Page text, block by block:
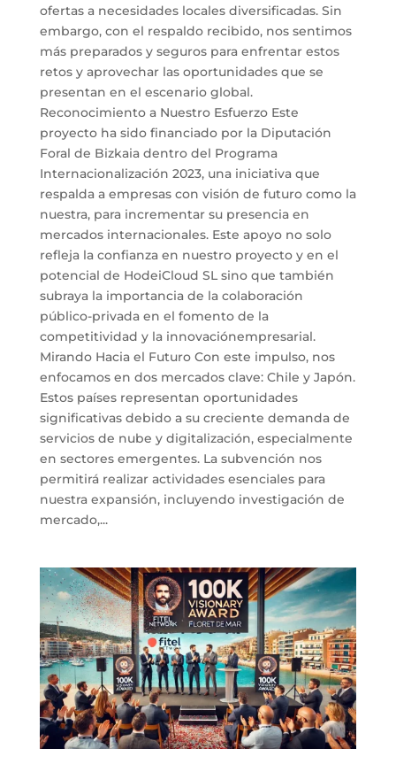
ofertas a necesidades locales diversificadas. Sin
embargo, con el respaldo recibido, nos sentimos
más preparados y seguros para enfrentar estos
retos y aprovechar las oportunidades que se
presentan en el escenario global.
Reconocimiento a Nuestro Esfuerzo Este
proyecto ha sido financiado por la Diputación
Foral de Bizkaia dentro del Programa
Internacionalización 2023, una iniciativa que
respalda a empresas con visión de futuro como la
nuestra, para incrementar su presencia en
mercados internacionales. Este apoyo no solo
refleja la confianza en nuestro proyecto y en el
potencial de HodeiCloud SL sino que también
subraya la importancia de la colaboración
público-privada en el fomento de la
competitividad y la innovaciónempresarial.
Mirando Hacia el Futuro Con este impulso, nos
enfocamos en dos mercados clave: Chile y Japón.
Estos países representan oportunidades
significativas debido a su creciente demanda de
servicios de nube y digitalización, especialmente
en sectores emergentes. La subvención nos
permitirá realizar actividades esenciales para
nuestra expansión, incluyendo investigación de
mercado,...